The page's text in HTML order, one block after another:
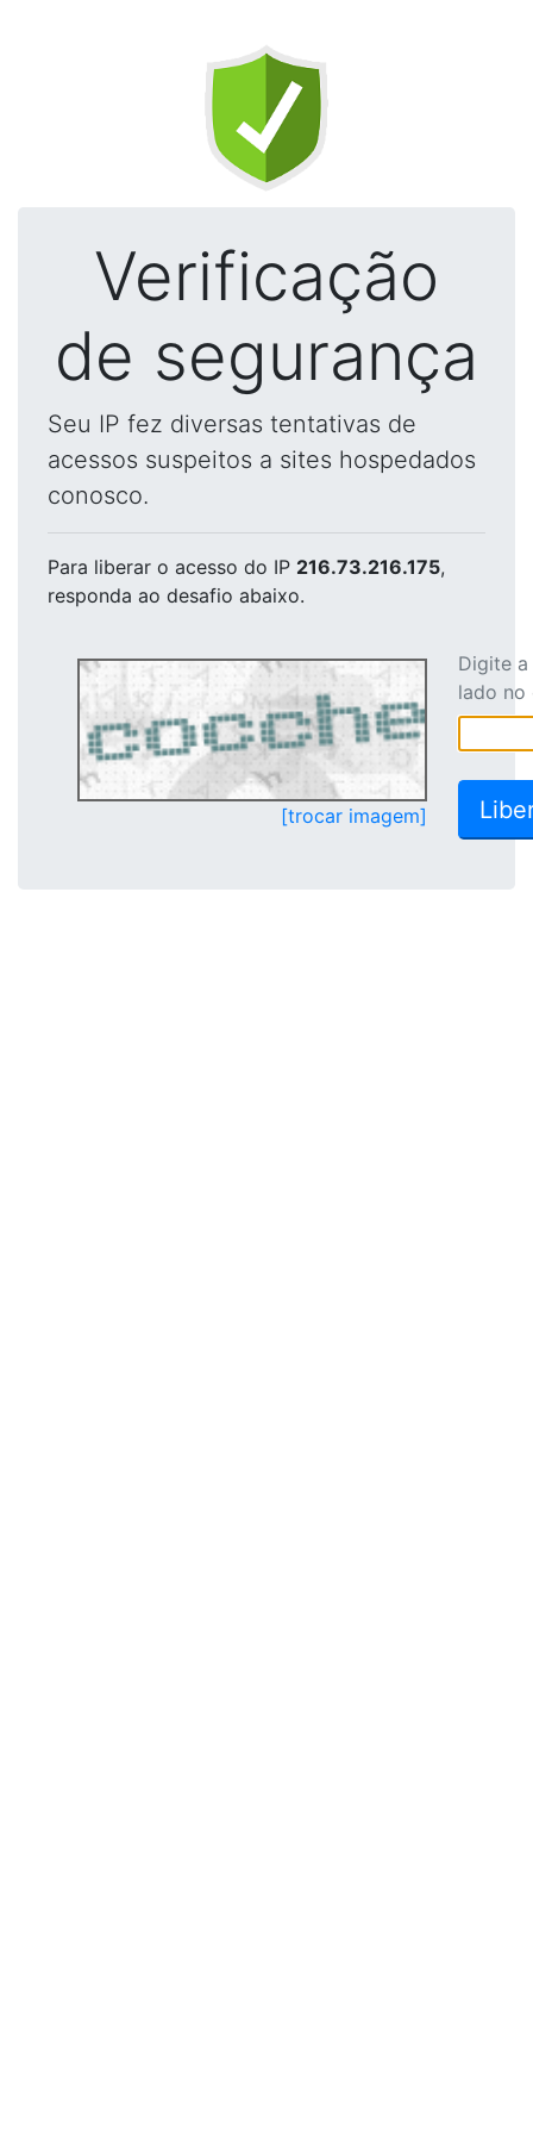
Verificação
de segurança
Seu IP fez diversas tentativas de
acessos suspeitos a sites hospedados
conosco.
Para liberar o acesso do IP 216.73.216.175,
responda ao desafio abaixo.
[trocar imagem]
Digite
lado no